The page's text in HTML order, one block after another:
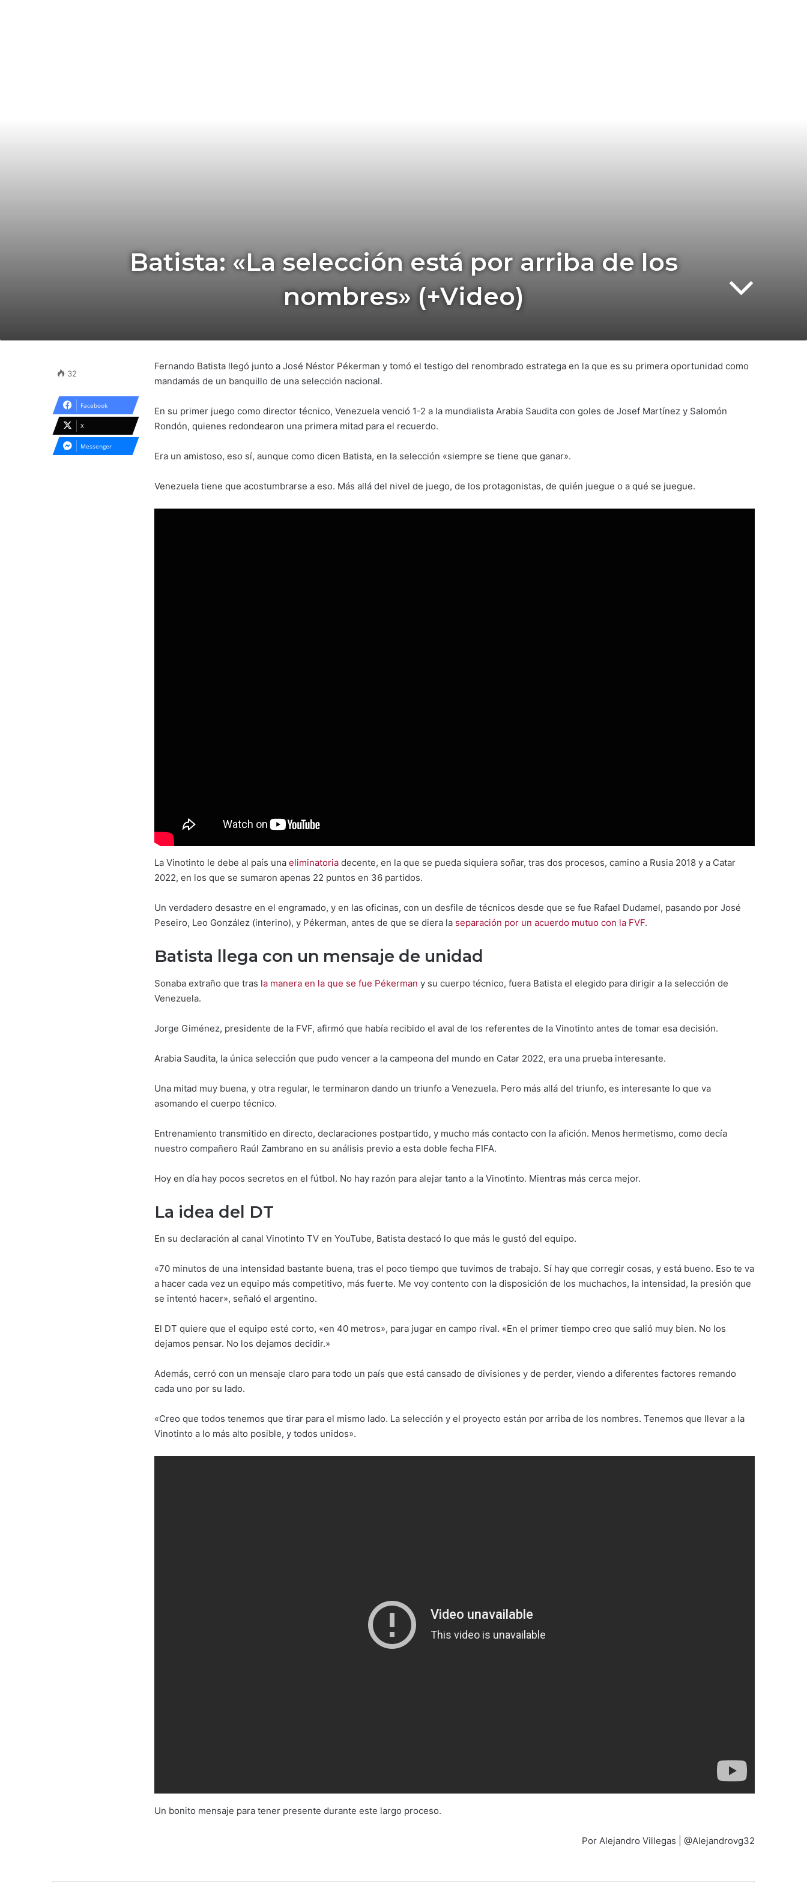
Batista: «La selección está por arriba de los
nombres» (+Video)
Fernando Batista llegó junto a José Néstor Pékerman y tomó el testigo del renombrado estratega en la que es su primera oportunidad como
mandamás de un banquillo de una selección nacional.
En su primer juego como director técnico, Venezuela venció 1-2 a la mundialista Arabia Saudita con goles de Josef Martínez y Salomón
Rondón, quienes redondearon una primera mitad para el recuerdo.
Era un amistoso, eso sí, aunque como dicen Batista, en la selección «siempre se tiene que ganar».
Venezuela tiene que acostumbrarse a eso. Más allá del nivel de juego, de los protagonistas, de quién juegue o a qué se juegue.
La Vinotinto le debe al país una eliminatoria decente, en la que se pueda siquiera soñar, tras dos procesos, camino a Rusia 2018 y a Catar
2022, en los que se sumaron apenas 22 puntos en 36 partidos.
Un verdadero desastre en el engramado, y en las oficinas, con un desfile de técnicos desde que se fue Rafael Dudamel, pasando por José
Peseiro, Leo González (interino), y Pékerman, antes de que se diera la separación por un acuerdo mutuo con la FVF.
Batista llega con un mensaje de unidad
Sonaba extraño que tras la manera en la que se fue Pékerman y su cuerpo técnico, fuera Batista el elegido para dirigir a la selección de
Venezuela.
Jorge Giménez, presidente de la FVF, afirmó que había recibido el aval de los referentes de la Vinotinto antes de tomar esa decisión.
Arabia Saudita, la única selección que pudo vencer a la campeona del mundo en Catar 2022, era una prueba interesante.
Una mitad muy buena, y otra regular, le terminaron dando un triunfo a Venezuela. Pero más allá del triunfo, es interesante lo que va
asomando el cuerpo técnico.
Entrenamiento transmitido en directo, declaraciones postpartido, y mucho más contacto con la afición. Menos hermetismo, como decía
nuestro compañero Raúl Zambrano en su análisis previo a esta doble fecha FIFA.
Hoy en día hay pocos secretos en el fútbol. No hay razón para alejar tanto a la Vinotinto. Mientras más cerca mejor.
La idea del DT
En su declaración al canal Vinotinto TV en YouTube, Batista destacó lo que más le gustó del equipo.
«70 minutos de una intensidad bastante buena, tras el poco tiempo que tuvimos de trabajo. Sí hay que corregir cosas, y está bueno. Eso te va
a hacer cada vez un equipo más competitivo, más fuerte. Me voy contento con la disposición de los muchachos, la intensidad, la presión que
se intentó hacer», señaló el argentino.
El DT quiere que el equipo esté corto, «en 40 metros», para jugar en campo rival. «En el primer tiempo creo que salió muy bien. No los
dejamos pensar. No los dejamos decidir.»
Además, cerró con un mensaje claro para todo un país que está cansado de divisiones y de perder, viendo a diferentes factores remando
cada uno por su lado.
«Creo que todos tenemos que tirar para el mismo lado. La selección y el proyecto están por arriba de los nombres. Tenemos que llevar a la
Vinotinto a lo más alto posible, y todos unidos».
Un bonito mensaje para tener presente durante este largo proceso.
Por Alejandro Villegas | @Alejandrovg32
32
Facebook
X
Messenger